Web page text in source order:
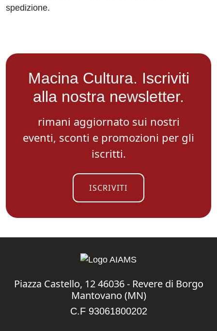
spedizione.
Macina Cultura. Iscriviti
alla nostra newsletter.
rimani aggiornato sui nostri
eventi, sconti e promozioni per gli
iscritti.
ISCRIVITI
Piazza Castello, 12 46036 - Revere di Borgo
Mantovano (MN)
C.F 93061800202